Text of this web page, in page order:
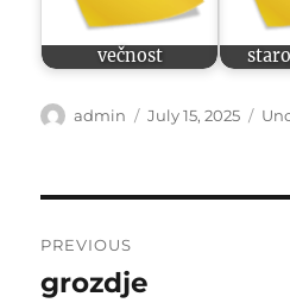
večnost
Author
admin
Posted
July 15, 2025
navigation
PREVIOUS
Previous
grozdje